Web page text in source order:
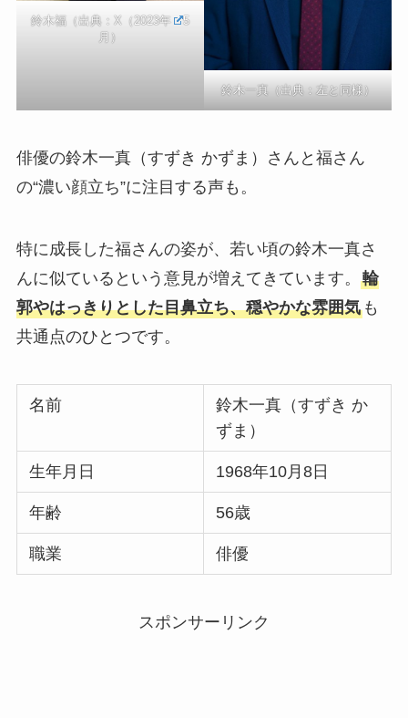
鈴木福（出典： X（2023年
5
月）
鈴木一真（出典：左と同様）
俳優の鈴木一真（すずき かずま）さんと福さん
の“濃い顔立ち”に注目する声も。
特に成長した福さんの姿が、若い頃の鈴木一真さ
んに似ているという意見が増えてきています。 輪
郭やはっきりとした目鼻立ち、穏やかな雰囲気も
共通点のひとつです。
名前
鈴木一真（すずき か
ずま）
生年月日 1968年10月8日
年齢 56歳
職業 俳優
スポンサーリンク